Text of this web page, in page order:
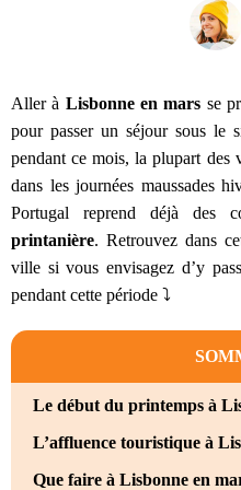
Aller à Lisbonne en mars se
pour passer un séjour sous
pendant ce mois, la plupart des
dans les journées maussades
Portugal reprend déjà des
printanière. Retrouvez dans
ville si vous envisagez d’y
pendant cette période ⤵️
Le début du printemps à
L’affluence touristique à
Que faire à Lisbonne en